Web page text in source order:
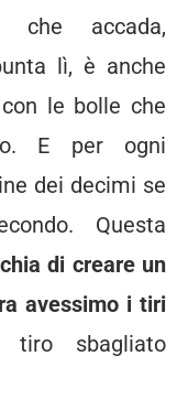
accada,
lì, è anche
le bolle che
E per ogni
dei decimi se
Questa
di creare un
avessimo i tiri
sbagliato